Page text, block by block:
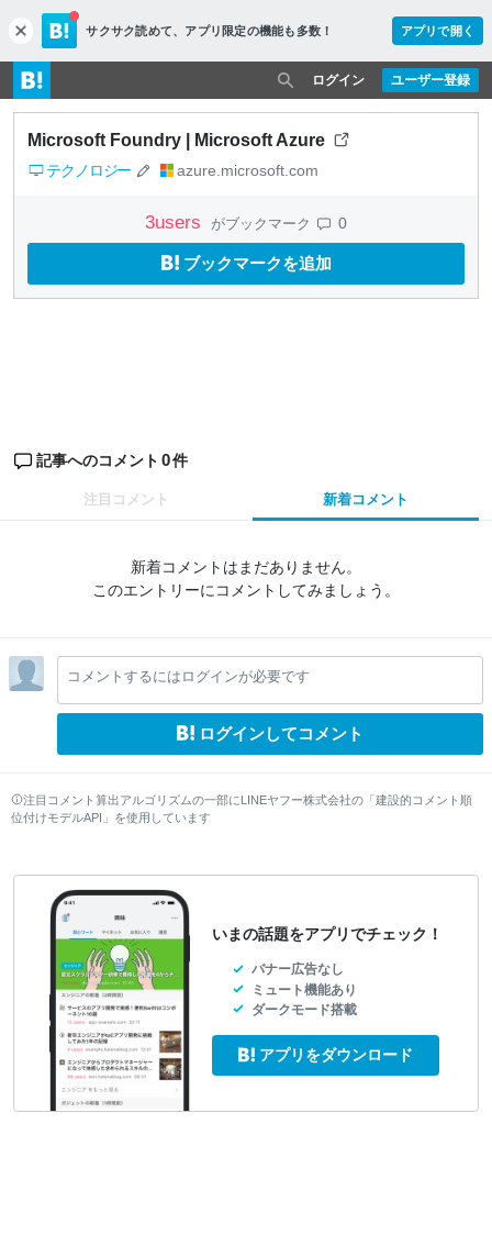
c
l
o
s
e
サクサク読めて、 アプリ限定の機能も多数！ アプリで開く
ユーザー登録
ログイン
Microsoft Foundry | Microsoft Azure
テクノロジー azure.microsoft.com
3users がブックマーク 0
ブックマークを追加
記事へのコメント 0件
注目コメント 新着コメント
新着コメントはまだありません。
このエントリーにコメントしてみましょう。
コメントするにはログインが必要です
ログインしてコメント
注目コメント算出アルゴリズムの一部にLINEヤフー株式会社の「建設的コメント順
位付けモデルAPI」を使用しています
いまの話題をアプリでチェック！
バナー広告なし
ミュート機能あり
ダークモード搭載
アプリをダウンロード